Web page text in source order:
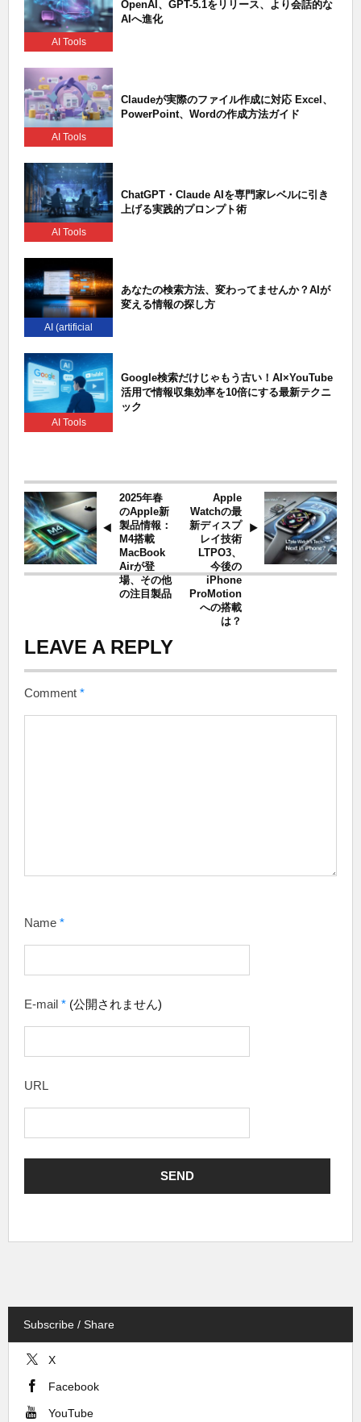
AI Tools
OpenAI、GPT-5.1をリリース、より会話的な
AIへ進化
AI Tools
Claudeが実際のファイル作成に対応 Excel、
PowerPoint、Wordの作成方法ガイド
AI Tools
ChatGPT・Claude AIを専門家レベルに引き
上げる実践的プロンプト術
AI (artificial
あなたの検索方法、変わってませんか？AIが
変える情報の探し方
AI Tools
Google検索だけじゃもう古い！AI×YouTube
活用で情報収集効率を10倍にする最新テクニ
ック
2025年春
のApple新
製品情報：
M4搭載
MacBook
Airが登
場、その他
の注目製品
Apple
Watchの最
新ディスプ
レイ技術
LTPO3、
今後の
iPhone
ProMotion
への搭載
は？
LEAVE A REPLY
Comment *
Name *
E-mail * (公開されません)
URL
Subscribe / Share
X
Facebook
YouTube